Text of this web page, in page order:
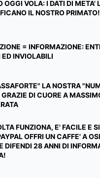
OGGI VOLA: I DATI DI META'
IL NOSTRO PRIMATO!
= INFORMAZIONE:
ED INVIOLABILI
LA NOSTRA
DI CUORE A
FUNZIONA, E' FACILE E
OFFRI UN CAFFE' A
DIFENDI 28 ANNI DI